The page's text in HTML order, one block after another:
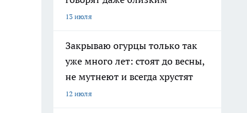
13 июля
Закрываю огурцы только так
уже много лет: стоят до весны,
не мутнеют и всегда хрустят
12 июля